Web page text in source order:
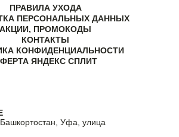
ПРАВИЛА УХОДА
ПЕРСОНАЛЬНЫХ ДАННЫХ
АКЦИИ, ПРОМОКОДЫ
КОНТАКТЫ
КОНФИДЕНЦИАЛЬНОСТИ
ЯНДЕКС СПЛИТ
Уфа, улица